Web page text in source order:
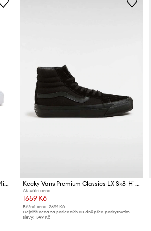
Kecky Vans Premium Standards Sk8-Mid Reissue 83 Kecky Vans Premium Classics LX Sk8-Hi Reissue 38
Aktuální cena:
1659 Kč
Běžná cena: 2699 Kč
Nejnižší cena za posledních 30 dnů před poskytnutím
slevy: 1749 Kč